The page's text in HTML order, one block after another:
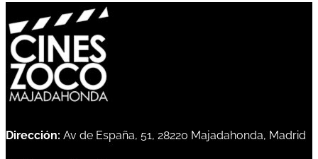
Dirección: Av de España, 51, 28220 Majadahonda, Madrid